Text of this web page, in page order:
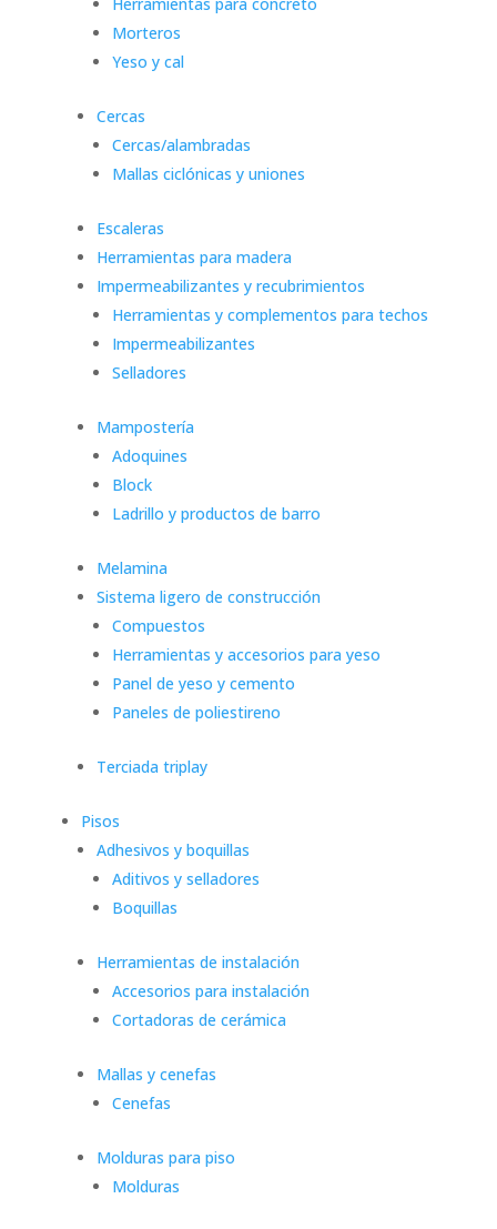
Morteros
Yeso y cal
Cercas
Cercas/alambradas
Mallas ciclónicas y uniones
Escaleras
Herramientas para madera
Impermeabilizantes y recubrimientos
Herramientas y complementos para techos
Impermeabilizantes
Selladores
Mampostería
Adoquines
Block
Ladrillo y productos de barro
Melamina
Sistema ligero de construcción
Compuestos
Herramientas y accesorios para yeso
Panel de yeso y cemento
Paneles de poliestireno
Terciada triplay
Pisos
Adhesivos y boquillas
Aditivos y selladores
Boquillas
Herramientas de instalación
Accesorios para instalación
Cortadoras de cerámica
Mallas y cenefas
Cenefas
Molduras para piso
Molduras